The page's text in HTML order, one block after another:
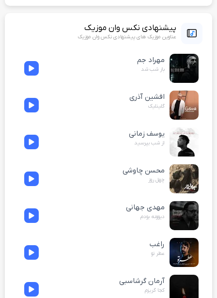
پیشنهادی نکس وان موزیک
عناوین موزیک های پیشنهادی نکس وان موزیک
مهراد جم
باز شب شد
افشین آذری
گلینلیک
یوسف زمانی
از شب بپرسید
محسن چاوشی
چهل روز
مهدی جهانی
دیوونه بودم
راغب
عطر تو
آرمان گرشاسبی
کجا گریزم